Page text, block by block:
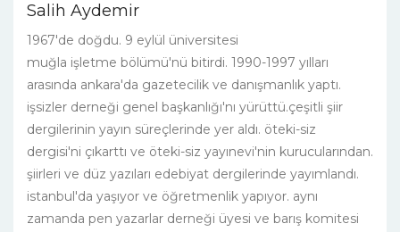
Salih Aydemir
1967'de doğdu. 9 eylül üniversitesi
muğla işletme bölümü'nü bitirdi. 1990-1997 yılları
arasında ankara'da gazetecilik ve danışmanlık yaptı.
işsizler derneği genel başkanlığı'nı yürüttü.çeşitli şiir
dergilerinin yayın süreçlerinde yer aldı. öteki-siz
dergisi'ni çıkarttı ve öteki-siz yayınevi'nin kurucularından.
şiirleri ve düz yazıları edebiyat dergilerinde yayımlandı.
istanbul'da yaşıyor ve öğretmenlik yapıyor. aynı
zamanda pen yazarlar derneği üyesi ve barış komitesi